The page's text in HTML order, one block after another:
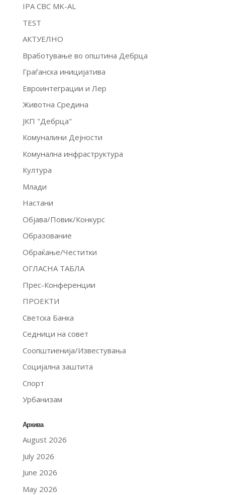
IPA CBC MK-AL
TEST
АКТУЕЛНО
Вработување во општина Дебрца
Граѓанска иницијатива
Евроинтеграции и Лер
Животна Средина
ЈКП "Дебрца"
Комуналини Дејности
Комунална инфраструктура
Култура
Млади
Настани
Објава/Повик/Конкурс
Образование
Обраќање/Честитки
ОГЛАСНА ТАБЛА
Прес-Конференции
ПРОЕКТИ
Светска Банка
Седници на совет
Соопштиенија/Известувања
Социјална заштита
Спорт
Урбанизам
Архива
August 2026
July 2026
June 2026
May 2026